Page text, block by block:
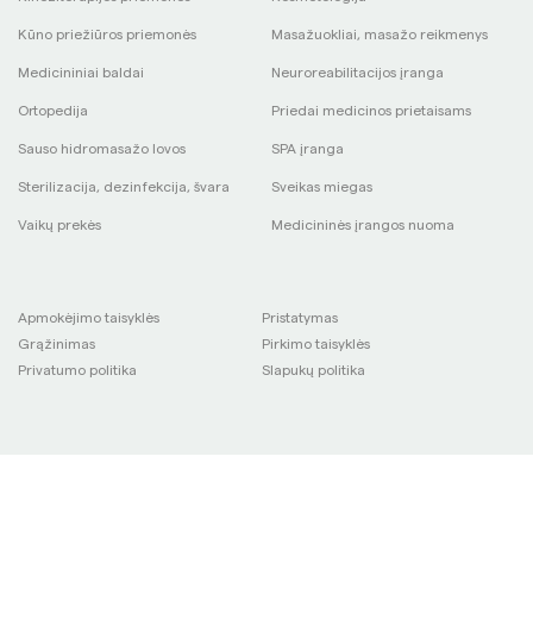
Kūno priežiūros priemonės Masažuokliai, masažo reikmenys
Medicininiai baldai Neuroreabilitacijos įranga
Ortopedija Priedai medicinos prietaisams
Sauso hidromasažo lovos SPA įranga
Sterilizacija, dezinfekcija, švara Sveikas miegas
Vaikų prekės Medicininės įrangos nuoma
Apmokėjimo taisyklės
Pristatymas
Grąžinimas
Pirkimo taisyklės
Privatumo politika
Slapukų politika